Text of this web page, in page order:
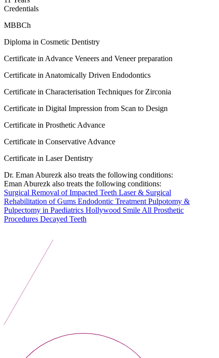
Credentials
MBBCh
Diploma in Cosmetic Dentistry
Certificate in Advance Veneers and Veneer preparation
Certificate in Anatomically Driven Endodontics
Certificate in Characterisation Techniques for Zirconia
Certificate in Digital Impression from Scan to Design
Certificate in Prosthetic Advance
Certificate in Conservative Advance
Certificate in Laser Dentistry
Dr. Eman Aburezk also treats the following conditions:
Eman Aburezk also treats the following conditions:
Surgical Removal of Impacted Teeth Laser & Surgical
Rehabilitation of Gums Endodontic Treatment Pulpotomy &
Pulpectomy in Paediatrics Hollywood Smile All Prosthetic
Procedures Decayed Teeth